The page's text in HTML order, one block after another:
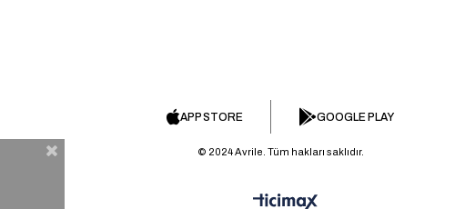
APP STORE GOOGLE PLAY
© 2024 Avrile. Tüm hakları saklıdır.